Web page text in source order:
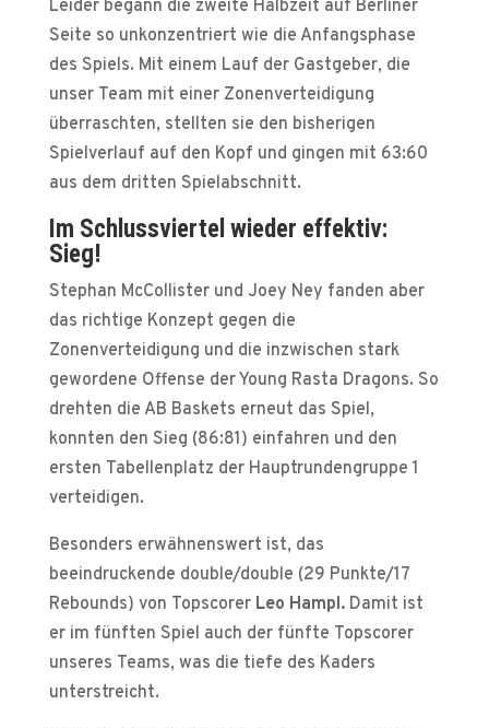
Leider begann die zweite Halbzeit auf Berliner
Seite so unkonzentriert wie die Anfangsphase
des Spiels. Mit einem Lauf der Gastgeber, die
unser Team mit einer Zonenverteidigung
überraschten, stellten sie den bisherigen
Spielverlauf auf den Kopf und gingen mit 63:60
aus dem dritten Spielabschnitt.
Im Schlussviertel wieder effektiv:
Sieg!
Stephan McCollister und Joey Ney fanden aber
das richtige Konzept gegen die
Zonenverteidigung und die inzwischen stark
gewordene Offense der Young Rasta Dragons. So
drehten die AB Baskets erneut das Spiel,
konnten den Sieg (86:81) einfahren und den
ersten Tabellenplatz der Hauptrundengruppe 1
verteidigen.
Besonders erwähnenswert ist, das
beeindruckende double/double (29 Punkte/17
Rebounds) von Topscorer Leo Hampl.Damit ist
er im fünften Spiel auch der fünfte Topscorer
unseres Teams, was die tiefe des Kaders
unterstreicht.